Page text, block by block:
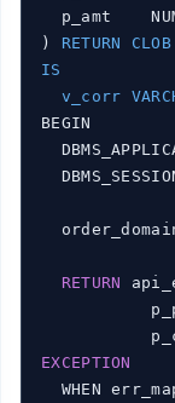
p_amt
)
RETURN
CLOB
IS
v_corr
BEGIN
RETURN
EXCEPTION
WHEN